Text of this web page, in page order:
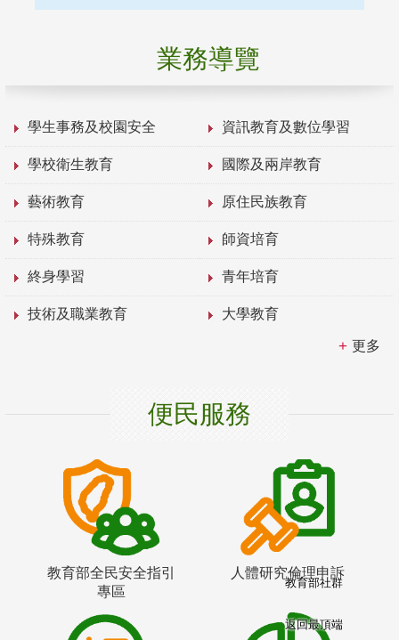
業務導覽
學生事務及校園安全 資訊教育及數位學習
學校衛生教育 國際及兩岸教育
藝術教育 原住民族教育
特殊教育 師資培育
終身學習 青年培育
技術及職業教育 大學教育
更多
便民服務
教育部全民安全指引
專區
人體研究倫理申訴
教育部社群
返回最頂端